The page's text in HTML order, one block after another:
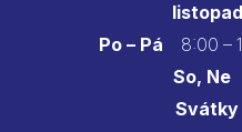
Po – Pá 8:00 –
So, Ne
Svátky